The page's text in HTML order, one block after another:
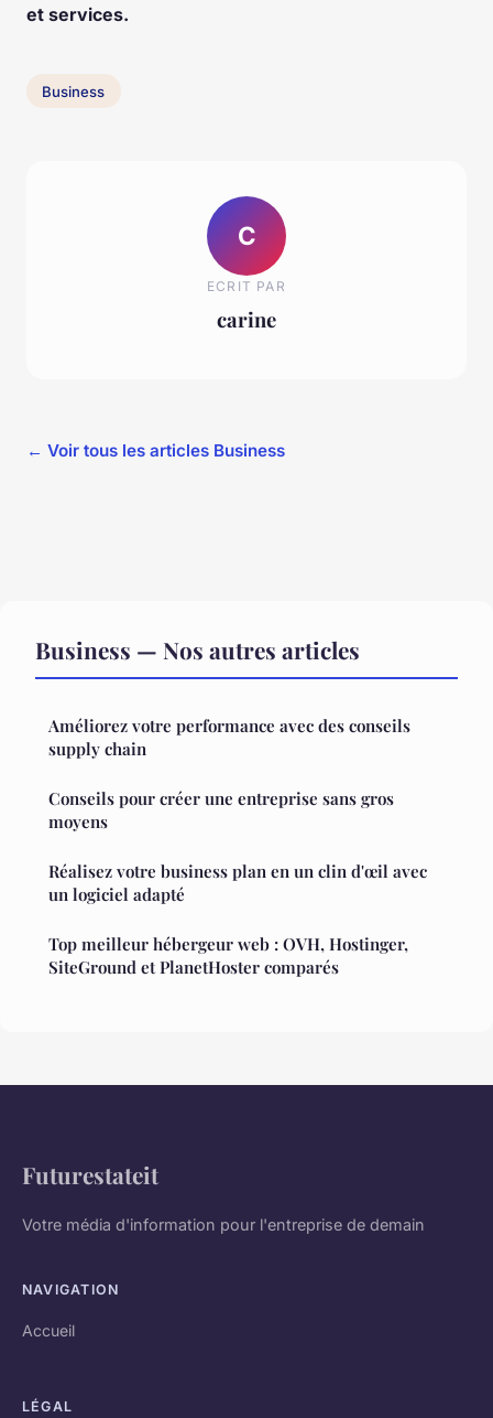
et services.
Business
C
ECRIT PAR
carine
← Voir tous les articles Business
Business — Nos autres articles
Améliorez votre performance avec des conseils
supply chain
Conseils pour créer une entreprise sans gros
moyens
Réalisez votre business plan en un clin d'œil avec
un logiciel adapté
Top meilleur hébergeur web : OVH, Hostinger,
SiteGround et PlanetHoster comparés
Futurestateit
Votre média d'information pour l'entreprise de demain
NAVIGATION
Accueil
LÉGAL